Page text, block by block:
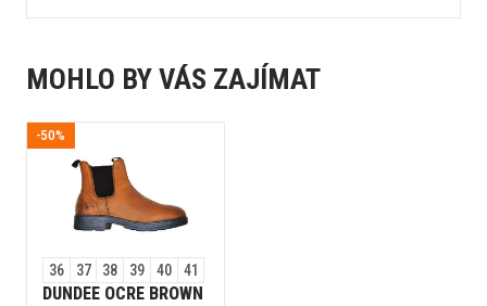
MOHLO BY VÁS ZAJÍMAT
-50%
36 37 38 39 40 41
DUNDEE OCRE BROWN